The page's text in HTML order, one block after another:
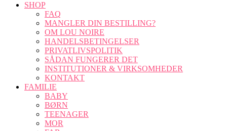
SHOP
FAQ
MANGLER DIN BESTILLING?
OM LOU NOIRE
HANDELSBETINGELSER
PRIVATLIVSPOLITIK
SÅDAN FUNGERER DET
INSTITUTIONER & VIRKSOMHEDER
KONTAKT
FAMILIE
BABY
BØRN
TEENAGER
MOR